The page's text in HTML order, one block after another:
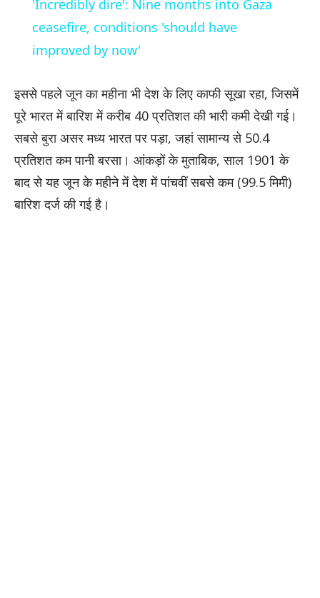
'Incredibly dire': Nine months into Gaza
ceasefire, conditions 'should have
improved by now'
इससे पहले जून का महीना भी देश के लिए काफी सूखा रहा, जिसमें
पूरे भारत में बारिश में करीब 40 प्रतिशत की भारी कमी देखी गई।
सबसे बुरा असर मध्य भारत पर पड़ा, जहां सामान्य से 50.4
प्रतिशत कम पानी बरसा। आंकड़ों के मुताबिक, साल 1901 के
बाद से यह जून के महीने में देश में पांचवीं सबसे कम (99.5 मिमी)
बारिश दर्ज की गई है।